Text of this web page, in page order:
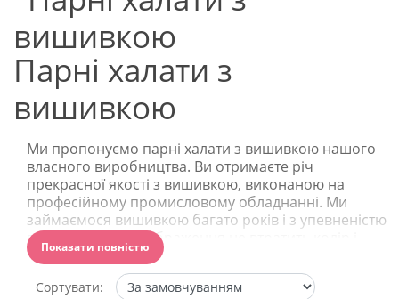
Парні халати з
вишивкою
Ми пропонуємо парні халати з вишивкою нашого
власного виробництва. Ви отримаєте річ
прекрасної якості з вишивкою, виконаною на
професійному промисловому обладнанні. Ми
займаємося вишивкою багато років і з упевненістю
гарантуємо, що зображення не втратить колір і
буде радувати власника речі дуже довго.
Для пошиття халатів ми використовуємо 100%
Показати повністю
Сортувати: